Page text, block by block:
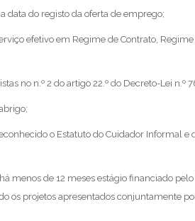
data do registo da oferta de emprego;
efetivo em Regime de Contrato,
no n.º 2 do artigo 22.º do Decreto-Lei n.º
o Estatuto do Cuidador Informal
menos de 12 meses estágio financiado
os projetos apresentados conjuntamente